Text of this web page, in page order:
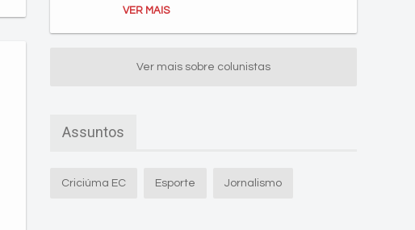
VER MAIS
Ver mais sobre colunistas
Assuntos
Criciúma EC Esporte Jornalismo